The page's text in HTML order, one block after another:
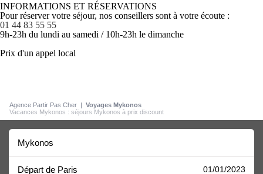
INFORMATIONS ET RÉSERVATIONS
Pour réserver votre séjour, nos conseillers sont à votre écoute :
01 44 83 55 55
9h-23h du lundi au samedi / 10h-23h le dimanche
Prix d'un appel local
Agence Partir Pas Cher | Voyages Mykonos
Vacances Mykonos : séjours Mykonos à prix discount
Mykonos
Départ de Paris 01/01/2023